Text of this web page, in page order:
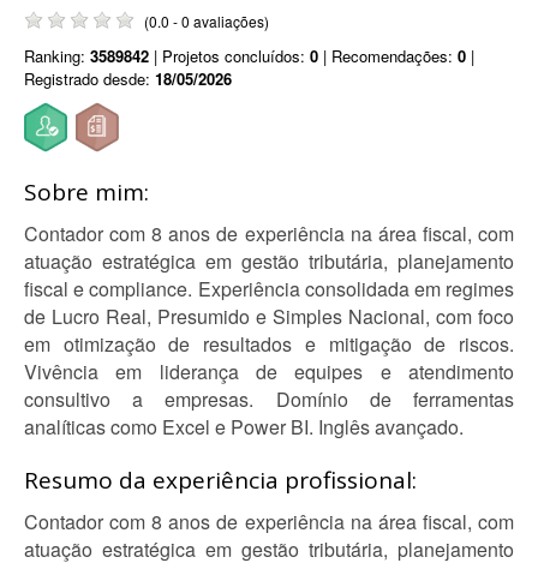
(0.0 - 0 avaliações)
Ranking: 3589842 | Projetos concluídos: 0 | Recomendações: 0 |
Registrado desde: 18/05/2026
Sobre mim:
Contador com 8 anos de experiência na área fiscal, com
atuação estratégica em gestão tributária, planejamento
fiscal e compliance. Experiência consolidada em regimes
de Lucro Real, Presumido e Simples Nacional, com foco
em otimização de resultados e mitigação de riscos.
Vivência em liderança de equipes e atendimento
consultivo a empresas. Domínio de ferramentas
analíticas como Excel e Power BI. Inglês avançado.
Resumo da experiência profissional:
Contador com 8 anos de experiência na área fiscal, com
atuação estratégica em gestão tributária, planejamento